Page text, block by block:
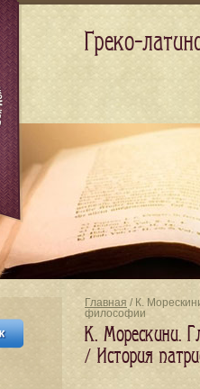
Главная / К.
философии
К. Морескини.
/ История
Греко-